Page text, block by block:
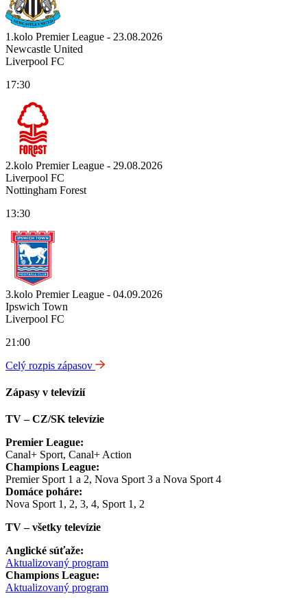
1.kolo Premier League - 23.08.2026
Newcastle United
Liverpool FC
17:30
2.kolo Premier League - 29.08.2026
Liverpool FC
Nottingham Forest
13:30
3.kolo Premier League - 04.09.2026
Ipswich Town
Liverpool FC
21:00
Celý rozpis zápasov
Zápasy v televízií
TV – CZ/SK televízie
Premier League:
Canal+ Sport, Canal+ Action
Champions League:
Premier Sport 1 a 2, Nova Sport 3 a Nova Sport 4
Domáce poháre:
Nova Sport 1, 2, 3, 4, Sport 1, 2
TV – všetky televízie
Anglické súťaže:
Aktualizovaný program
Champions League:
Aktualizovaný program